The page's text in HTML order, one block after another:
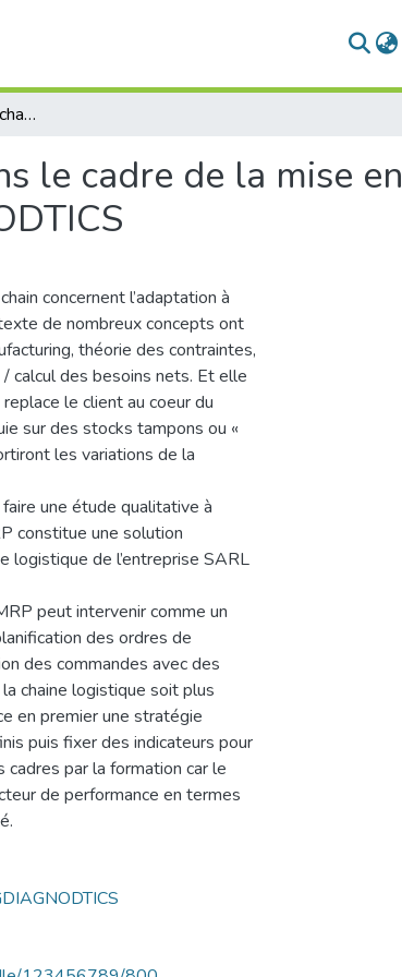
Essai d’évaluation de la chaine logistique dans le cadre de la mise en place du DDMRP: cas de SARL KINGDIAGNODTICS
le cadre de la mise en
concernent l’adaptation à
de nombreux concepts ont
théorie des contraintes,
calcul des besoins nets. Et elle
le client au coeur du
sur des stocks tampons ou «
les variations de la
une étude qualitative à
constitue une solution
logistique de l’entreprise SARL
peut intervenir comme un
des ordres de
des commandes avec des
chaine logistique soit plus
en premier une stratégie
puis fixer des indicateurs pour
par la formation car le
de performance en termes